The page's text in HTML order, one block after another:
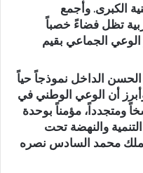
الكبرى. وأجمع
تظل فضاءً خصباً
الجماعي بقيم
الحسن الداخل نموذجاً حياً
أن الوعي الوطني في
ومتجدداً، مؤمناً بوحدة
والنهضة تحت
محمد السادس نصره